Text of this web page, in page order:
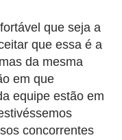
que seja a
que essa é a
da mesma
em que
equipe estão em
concorrentes